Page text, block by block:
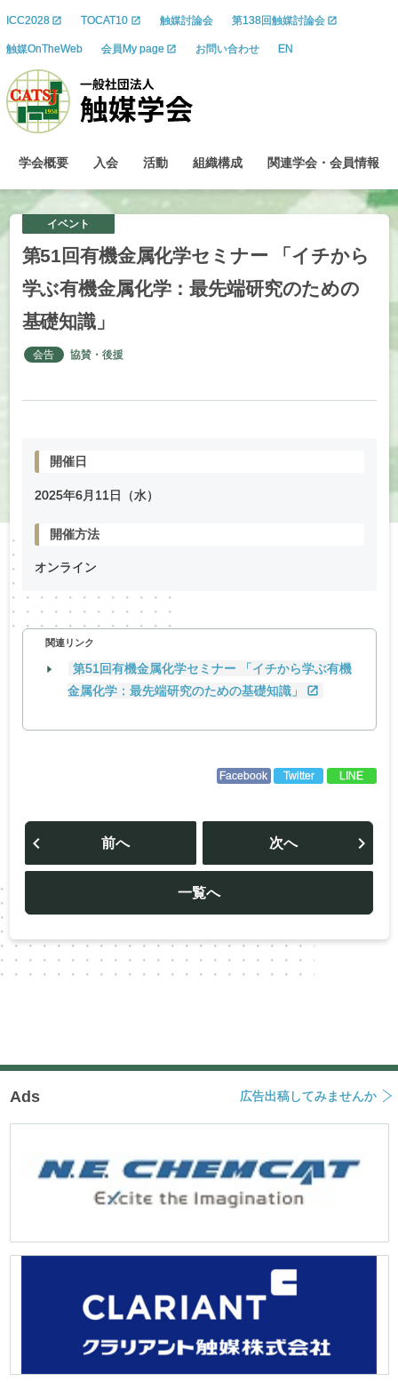
ICC2028 TOCAT10 触媒討論会 第138回触媒討論会
触媒OnTheWeb 会員My page お問い合わせ EN
学会概要 入会 活動 組織構成 関連学会 ・ 会員情報
イベント
第51 回有機金属化学セミナー 「イチから
学ぶ有機金属化学：最先端研究のための
基礎知識」
会告 協賛・後援
開催日
2025年6月 11日（水）
開催方法
オンライン
関連リンク
第51回有機金属化学セミナー 「イチから学ぶ有機
金属化学：最先端研究のための基礎知識」
Facebook Twitter LINE
投
ビ
ー
シ
ョ
前へ
一覧へ
次へ
Ads 広告出稿してみませんか